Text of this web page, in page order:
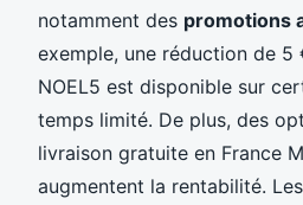
notamment des promotions
exemple, une réduction de 5
NOEL5 est disponible sur
temps limité. De plus, des
livraison gratuite en France
augmentent la rentabilité.